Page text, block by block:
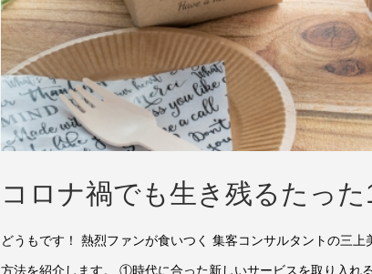
コロナ禍でも生き残るたっ
どうもです！ 熱烈ファンが食いつく 集客コンサルタントの三
方法を紹介します。 ①時代に合った新しいサービスを取り入れ